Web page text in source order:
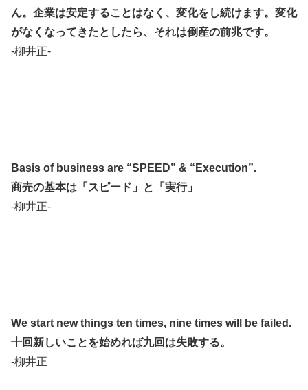
ん。企業は安定することはなく、変化をし続けます。変化
がなくなってきたとしたら、それは倒産の前兆です。
-柳井正-
Basis of business are “SPEED” & “Execution”.
商売の基本は「スピード」と「実行」
-柳井正-
We start new things ten times, nine times will be failed.
十回新しいことを始めれば九回は失敗する。
-柳井正